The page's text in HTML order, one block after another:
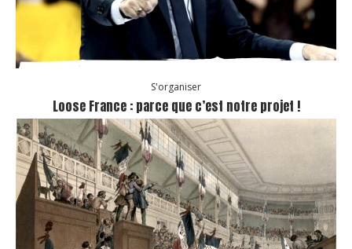
S'organiser
Loose France : parce que c’est notre projet !